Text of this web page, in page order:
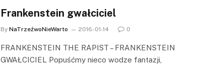
Frankenstein gwałciciel
By NaTrzeźwoNieWarto 2016-01-14 0
FRANKENSTEIN THE RAPIST – FRANKENSTEIN
GWAŁCICIEL Popuśćmy nieco wodze fantazji,